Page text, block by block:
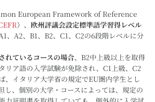
European Framework of Reference
）、 欧州評議会設定標準語学習得レベル
、A2、B1、B2、C1、C2の6段階レベルに分
れているコースの場合、B2中上級以上を取得
リア語の入学試験が免除され、C1上級、C2
、イタリア大学省の規定でEU圏内学生とし
し、個別の大学・コースによっては、規定の